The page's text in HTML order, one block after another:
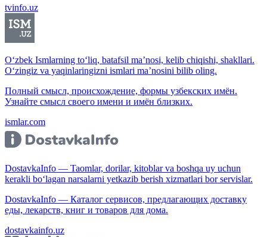
tvinfo.uz
O‘zbek Ismlarning to‘liq, batafsil ma’nosi, kelib chiqishi, shakllari.
O‘zingiz va yaqinlaringizni ismlari ma’nosini bilib oling.
Полный смысл, происхождение, формы узбекских имён.
Узнайте смысл своего имени и имён близких.
ismlar.com
DostavkaInfo — Taomlar, dorilar, kitoblar va boshqa uy uchun
kerakli bo‘lagan narsalarni yetkazib berish xizmatlari bor servislar.
DostavkaInfo — Каталог сервисов, предлагающих доставку
еды, лекарств, книг и товаров для дома.
dostavkainfo.uz